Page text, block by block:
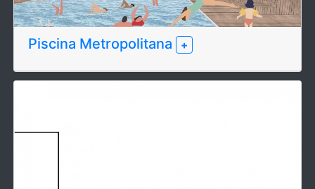
Piscina Metropolitana +